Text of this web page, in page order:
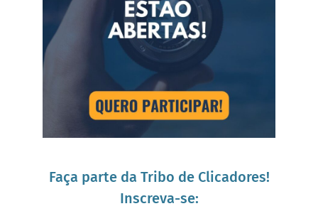
Faça parte da Tribo de Clicadores!
Inscreva-se: